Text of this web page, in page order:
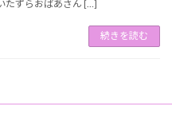
たずらおばあさん […]
続きを読む